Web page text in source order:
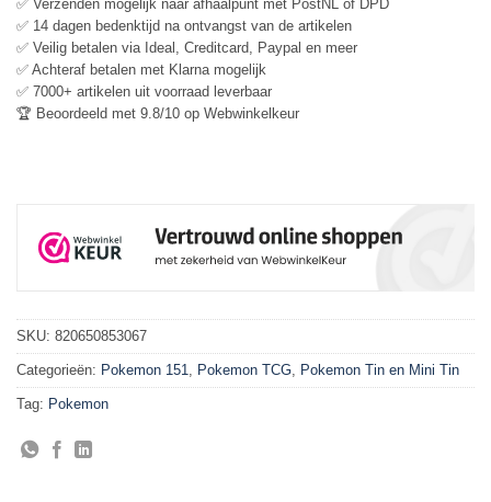
✅ Verzenden mogelijk naar afhaalpunt met PostNL of DPD
✅ 14 dagen bedenktijd na ontvangst van de artikelen
✅ Veilig betalen via Ideal, Creditcard, Paypal en meer
✅ Achteraf betalen met Klarna mogelijk
✅ 7000+ artikelen uit voorraad leverbaar
🏆 Beoordeeld met 9.8/10 op Webwinkelkeur
SKU: 820650853067
Categorieën: Pokemon 151, Pokemon TCG, Pokemon Tin en Mini Tin
Tag: Pokemon